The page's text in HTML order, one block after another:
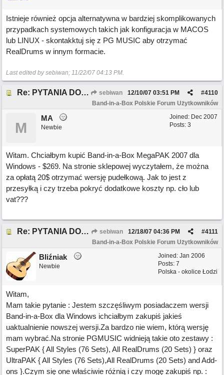
Istnieje również opcja alternatywna w bardziej skomplikowanych
przypadkach systemowych takich jak konfiguracja w MACOS
lub LINUX - skontakktuj się z PG MUSIC aby otrzymać
RealDrums w innym formacie.
Last edited by sebiwan; 11/22/07 04:13 PM.
Re: PYTANIA DO MODERATORA sebiwan #4110
12/10/07 03:51 PM
Band-in-a-Box Polskie Forum Użytkowników
Joined: Dec 2007
Posts: 3
M
MA
Newbie
Witam. Chciałbym kupić Band-in-a-Box MegaPAK 2007 dla
Windows - $269. Na stronie sklepowej wyczytałem, że można
za opłatą 20$ otrzymać wersję pudełkową. Jak to jest z
przesyłką i czy trzeba pokryć dodatkowe koszty np. cło lub
vat???
Re: PYTANIA DO MODERATORA sebiwan #4111
12/18/07 04:36 PM
Band-in-a-Box Polskie Forum Użytkowników
Joined: Jan 2006
Posts: 7
Polska - okolice Łodzi
Bliźniak
Newbie
Witam,
Mam takie pytanie : Jestem szczęśliwym posiadaczem wersji
Band-in-a-Box dla Windows ichciałbym zakupiś jakieś
uaktualnienie nowszej wersji.Za bardzo nie wiem, którą wersję
mam wybrać.Na stronie PGMUSIC widnieją takie oto zestawy :
SuperPAK { All Styles (76 Sets), All RealDrums (20 Sets) } oraz
UltraPAK { All Styles (76 Sets),All RealDrums (20 Sets) and Add-
ons }.Czym się one właściwie różnią i czy mogę zakupiś np. :